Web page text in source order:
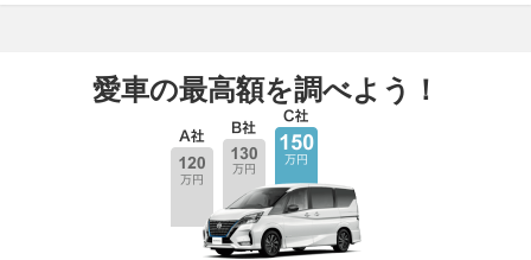
愛車の最高額を調べよう！